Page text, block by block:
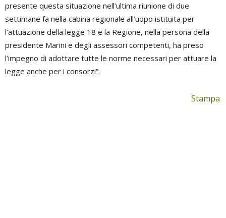
presente questa situazione nell’ultima riunione di due
settimane fa nella cabina regionale all’uopo istituita per
l’attuazione della legge 18 e la Regione, nella persona della
presidente Marini e degli assessori competenti, ha preso
l’impegno di adottare tutte le norme necessari per attuare la
legge anche per i consorzi”.
Stampa